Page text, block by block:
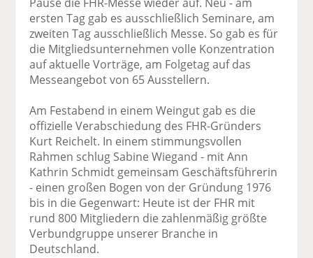
ersten Tag gab es ausschließlich Seminare, am
zweiten Tag ausschließlich Messe. So gab es für
die Mitgliedsunternehmen volle Konzentration
auf aktuelle Vorträge, am Folgetag auf das
Messeangebot von 65 Ausstellern.
Am Festabend in einem Weingut gab es die
offizielle Verabschiedung des FHR-Gründers
Kurt Reichelt. In einem stimmungsvollen
Rahmen schlug Sabine Wiegand - mit Ann
Kathrin Schmidt gemeinsam Geschäftsführerin
- einen großen Bogen von der Gründung 1976
bis in die Gegenwart: Heute ist der FHR mit
rund 800 Mitgliedern die zahlenmäßig größte
Verbundgruppe unserer Branche in
Deutschland.